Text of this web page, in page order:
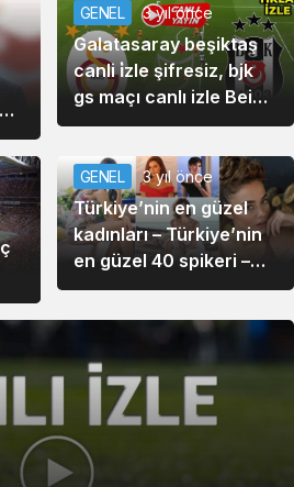
GENEL 3 yıl önce
Galatasaray beşiktaş
canli i̇zle şifresiz, bjk
gs maçı canlı izle Bein
Sports izle |
maçı
GENEL 3 yıl önce
Türkiye’nin en güzel
kadınları – Türkiye’nin
en güzel 40 spikeri –
Ekranlarımızın En Güzel